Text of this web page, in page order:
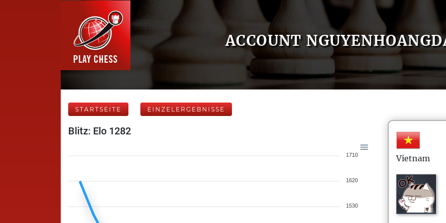
ACCOUNT
STARTSEITE EINZELERGEBNISSE
Blitz: Elo 1282
1710
1620
1530
Vietnam